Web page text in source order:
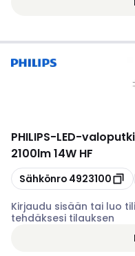
PHILIPS-LED-
2100lm 14W HF
Kopioi
Sähkönro 4923100
Kirjaudu sisään tai luo
tehdäksesi tilauksen